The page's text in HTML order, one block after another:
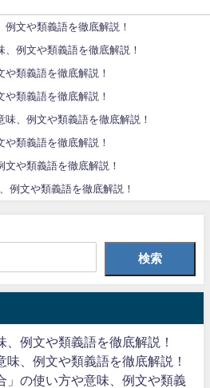
例文や類義語を徹底解説！
、例文や類義語を徹底解説！
や類義語を徹底解説！
や類義語を徹底解説！
味、例文や類義語を徹底解説！
や類義語を徹底解説！
文や類義語を徹底解説！
例文や類義語を徹底解説！
検索
、例文や類義語を徹底解説！
味、例文や類義語を徹底解説！
」の使い方や意味、例文や類義